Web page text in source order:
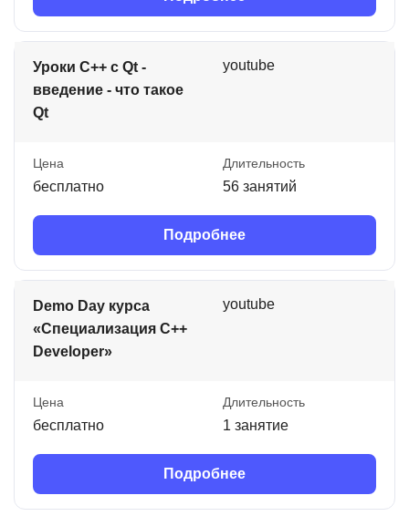
Уроки C++ с Qt -
введение - что такое
Qt
youtube
Цена
бесплатно
Длительность
56 занятий
Подробнее
Demo Day курса
«Специализация C++
Developer»
youtube
Цена
бесплатно
Длительность
1 занятие
Подробнее